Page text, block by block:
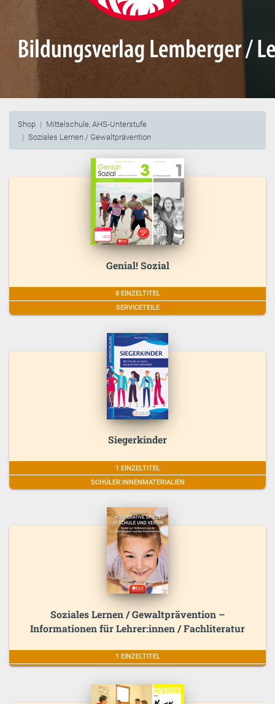
Shop
Mittelschule, AHS-Unterstufe
Soziales Lernen / Gewaltprävention
Genial! Sozial
8 EINZELTITEL
SERVICETEILE
Siegerkinder
1 EINZELTITEL
SCHÜLER:INNENMATERIALIEN
Soziales Lernen / Gewaltprävention –
Informationen für Lehrer:innen / Fachliteratur
1 EINZELTITEL